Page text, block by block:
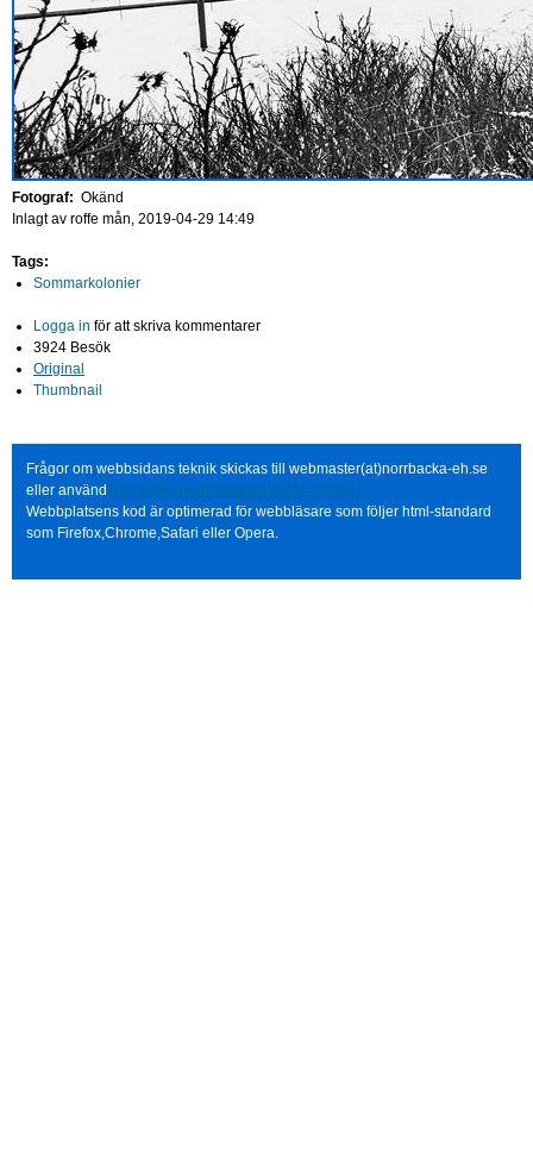
Fotograf: Okänd
Inlagt av roffe mån, 2019-04-29 14:49
Tags:
Sommarkolonier
Logga in för att skriva kommentarer
3924 Besök
Original
Thumbnail
Frågor om webbsidans teknik skickas till webmaster(at)norrbacka-eh.se
eller använd http://www.norrbacka-eh.se/?q=contact
Webbplatsens kod är optimerad för webbläsare som följer html-standard
som Firefox,Chrome,Safari eller Opera.